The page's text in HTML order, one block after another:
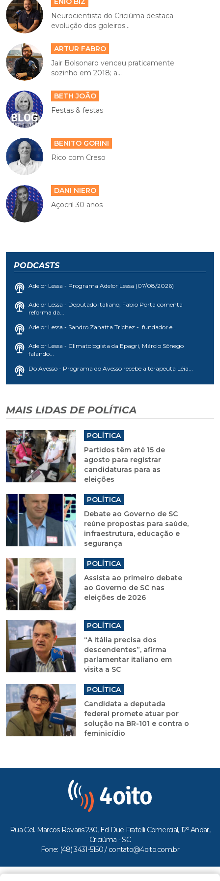
Neurocientista do Criciúma destaca
evolução dos goleiros...
ARTUR FABRO
Jair Bolsonaro venceu praticamente
sozinho em 2018; a...
BETH JOÃO
Festas & festas
BENITO GORINI
Rico com Creso
DANI NIERO
Açocril 30 anos
PODCASTS
Adelor Lessa - Programa Adelor Lessa (07/08/2026)
Adelor Lessa - Deputado italiano, Fabio Porta comenta
reforma da...
Adelor Lessa - Sandro Zanatta Trichez - fundador e...
Adelor Lessa - Climatologista da Epagri, Márcio Sônego
falando...
Do Avesso - Programa do Avesso recebe a terapeuta Léia...
MAIS LIDAS DE POLÍTICA
POLÍTICA
Partidos têm até 15 de
agosto para registrar
candidaturas para as
eleições
POLÍTICA
Debate ao Governo de SC
reúne propostas para saúde,
infraestrutura, educação e
segurança
POLÍTICA
Assista ao primeiro debate
ao Governo de SC nas
eleições de 2026
POLÍTICA
“A Itália precisa dos
descendentes”, afirma
parlamentar italiano em
visita a SC
POLÍTICA
Candidata a deputada
federal promete atuar por
solução na BR-101 e contra o
feminicídio
Rua Cel. Marcos Rovaris 230, Ed Due Fratelli Comercial, 12º Andar,
Criciúma - SC
Fone: (48) 3431-5150 / contato@4oito.com.br